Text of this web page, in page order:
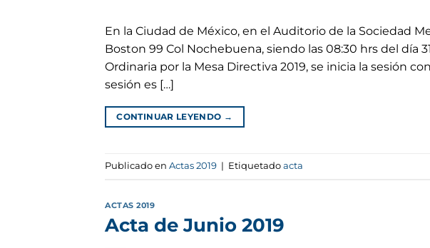
En la Ciudad de México, en el Auditorio de la Sociedad
Boston 99 Col Nochebuena, siendo las 08:30 hrs del día
Ordinaria por la Mesa Directiva 2019, se inicia la sesión
sesión es […]
CONTINUAR LEYENDO →
Publicado en Actas 2019 | Etiquetado acta
ACTAS 2019
Acta de Junio 2019